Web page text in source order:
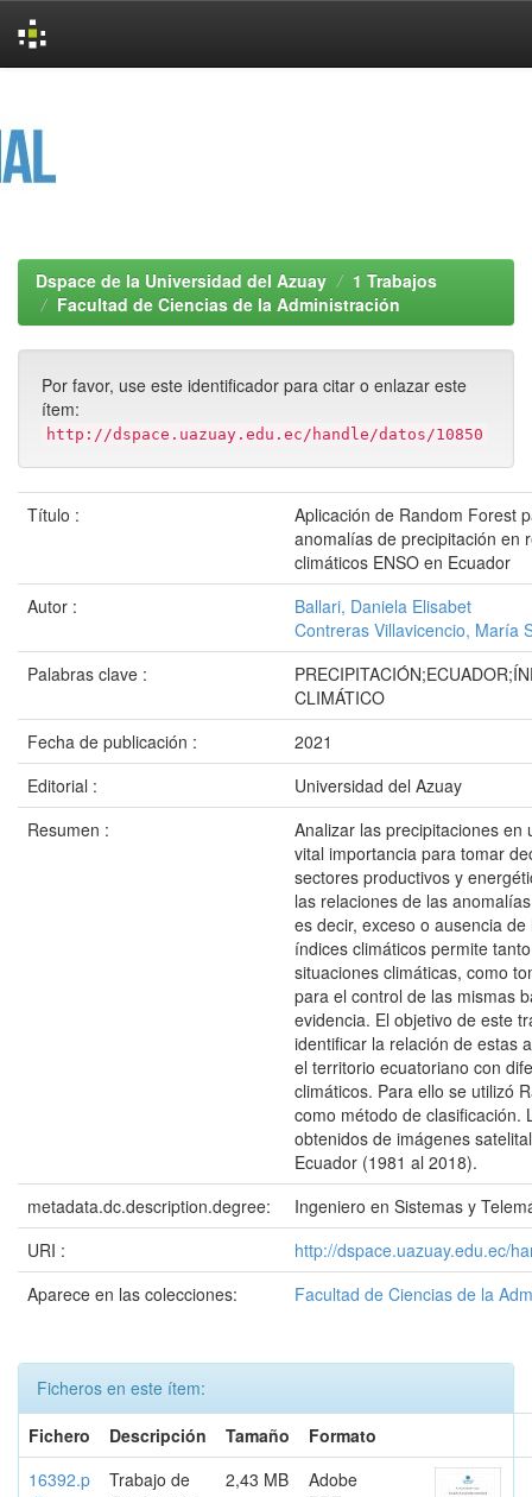
Dspace de la Universidad del Azuay
1 Trabajos
Facultad de Ciencias de la Administración
Por favor, use este identificador para citar o enlazar este
ítem:
http://dspace.uazuay.edu.ec/handle/datos/10850
Título :
Aplicación de Random Forest
anomalías de precipitación en
climáticos ENSO en Ecuador
Autor :
Ballari, Daniela Elisabet
Contreras Villavicencio, María
Palabras clave :
CLIMÁTICO
Fecha de publicación :
2021
Editorial :
Universidad del Azuay
Resumen :
Analizar las precipitaciones en
vital importancia para tomar
sectores productivos y
las relaciones de las
es decir, exceso o ausencia
índices climáticos permite
situaciones climáticas, como
para el control de las mismas
evidencia. El objetivo de este
identificar la relación de estas
el territorio ecuatoriano con
climáticos. Para ello se utilizó
como método de clasificación.
obtenidos de imágenes
Ecuador (1981 al 2018).
metadata.dc.description.degree:
Ingeniero en Sistemas y
URI :
http://dspace.uazuay.edu.ec/
Aparece en las colecciones:
Facultad de Ciencias de la
Ficheros en este ítem:
Fichero
Descripción Tamaño
Formato
16392.p
Trabajo de
2,43 MB
Adobe